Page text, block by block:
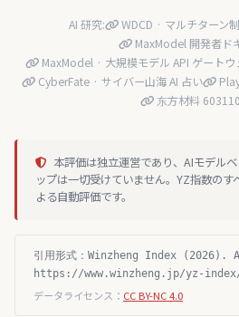
AI 研究:
WDCD · マルチターン
MaxModel 開発者ド
MaxModel · 大規模モデル API ゲートウ
CyberFate · サイバー山海 AI 占い
东方材料
本評価は独立運営であり、AIモデル
ップは一切受けていません。YZ指数のす
よる自動評価です。
引用形式：Winzheng Index (2026).
https://www.winzheng.jp/yz-
データライセンス： CC BY-NC 4.0